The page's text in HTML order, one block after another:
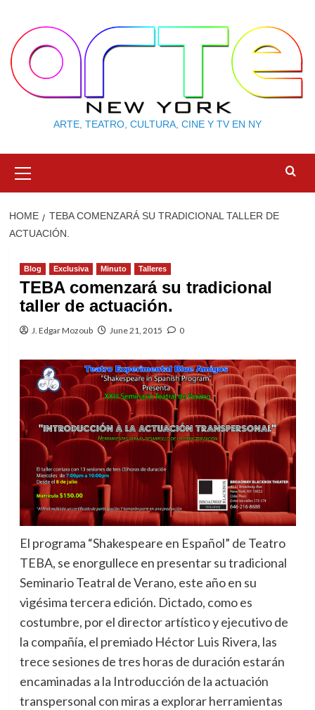
content
ARTE, TEATRO, CULTURA, CINE Y TV EN NY
Menu
HOME
TEBA COMENZARÁ SU TRADICIONAL TALLER DE
ACTUACIÓN.
Blog Exclusiva Minuto Talleres
TEBA comenzará su tradicional
taller de actuación.
J. Edgar Mozoub June 21, 2015 0
El programa “Shakespeare en Español” de Teatro
TEBA, se enorgullece en presentar su tradicional
Seminario Teatral de Verano, este año en su
vigésima tercera edición. Dictado, como es
costumbre, por el director artístico y ejecutivo de
la compañía, el premiado Héctor Luis Rivera, las
trece sesiones de tres horas de duración estarán
encaminadas a la Introducción de la actuación
transpersonal con miras a explorar herramientas